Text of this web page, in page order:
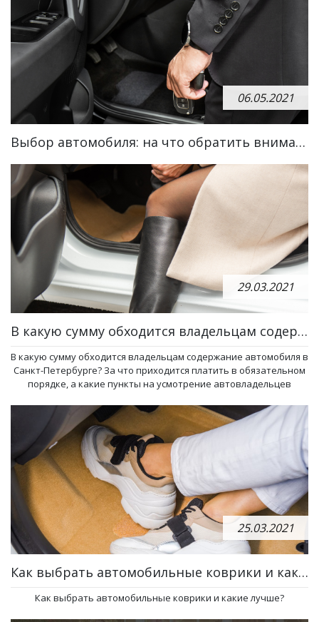
06.05.2021
Выбор автомобиля: на что обратить внимание
29.03.2021
В какую сумму обходится владельцам содержание автомобиля в Санкт-Петербурге?
В какую сумму обходится владельцам содержание автомобиля в
Санкт-Петербурге? За что приходится платить в обязательном
порядке, а какие пункты на усмотрение автовладельцев
25.03.2021
Как выбрать автомобильные коврики и какие лучше?
Как выбрать автомобильные коврики и какие лучше?